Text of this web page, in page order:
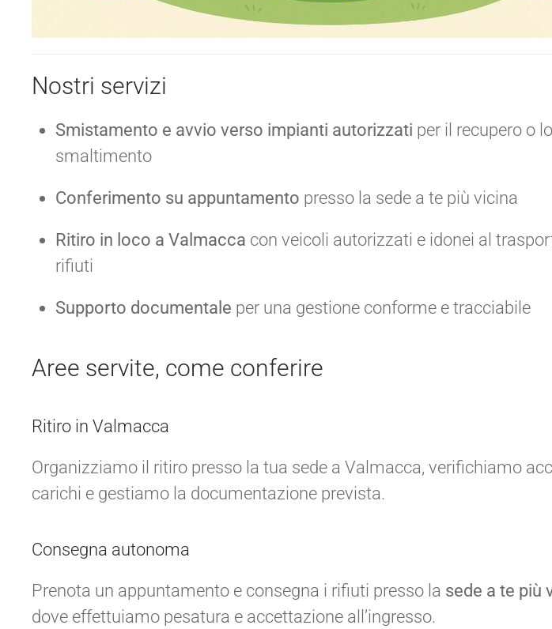
Nostri servizi
Smistamento e avvio verso impianti autorizzati per il recupero o lo
smaltimento
Conferimento su appuntamento presso la sede a te più vicina
Ritiro in loco a Valmacca con veicoli autorizzati e idonei al
rifiuti
Supporto documentale per una gestione conforme e tracciabile
Aree servite, come conferire
Ritiro in Valmacca
Organizziamo il ritiro presso la tua sede a Valmacca, verifichiamo
carichi e gestiamo la documentazione prevista.
Consegna autonoma
Prenota un appuntamento e consegna i rifiuti presso la sede a te più
dove effettuiamo pesatura e accettazione all’ingresso.